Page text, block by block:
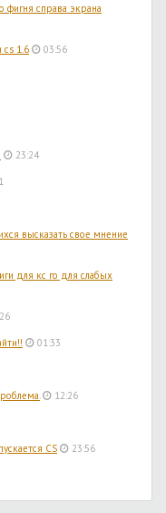
фигня справа экрана
cs 1.6 03:56
23:24
высказать свое мнение
для кс го для слабых
01:33
12:26
CS 23:56